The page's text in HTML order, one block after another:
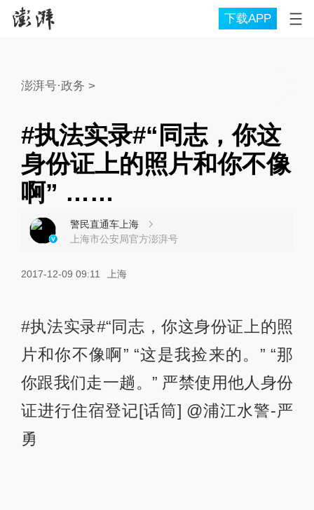
下载APP
澎湃号·政务 >
#执法实录#“同志，你这
身份证上的照片和你不像
啊” ……
警民直通车上海
上海市公安局官方澎湃号
2017-12-09 09:11 上海
#执法实录#“同志，你这身份证上的照
片和你不像啊” “这是我捡来的。” “那
你跟我们走一趟。” 严禁使用他人身份
证进行住宿登记[话筒] @浦江水警-严
勇